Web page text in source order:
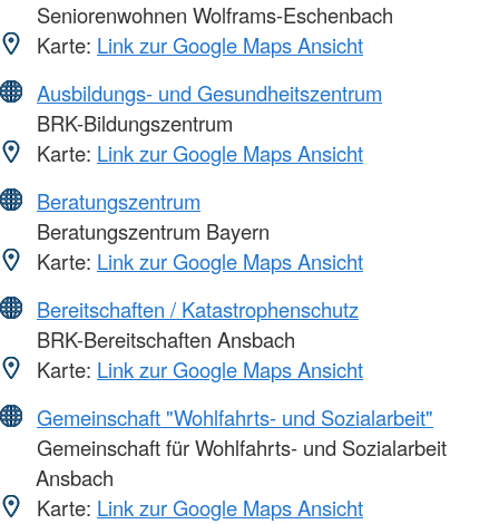
Seniorenwohnen Wolframs-Eschenbach
Karte: Link zur Google Maps Ansicht
Ausbildungs- und Gesundheitszentrum
BRK-Bildungszentrum
Karte: Link zur Google Maps Ansicht
Beratungszentrum
Beratungszentrum Bayern
Karte: Link zur Google Maps Ansicht
Bereitschaften / Katastrophenschutz
BRK-Bereitschaften Ansbach
Karte: Link zur Google Maps Ansicht
Gemeinschaft "Wohlfahrts- und Sozialarbeit"
Gemeinschaft für Wohlfahrts- und Sozialarbeit
Ansbach
Karte: Link zur Google Maps Ansicht